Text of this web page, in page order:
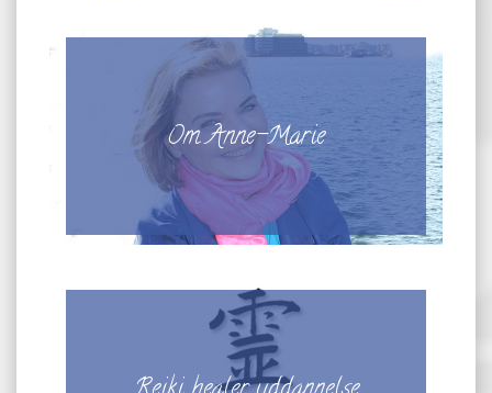
Om Anne-Marie